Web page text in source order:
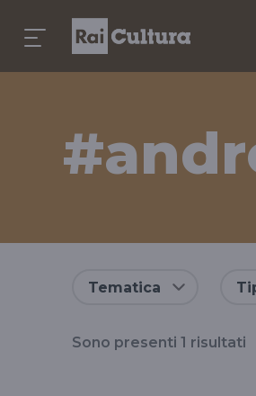
Tematica
Sono presenti 1 risultati